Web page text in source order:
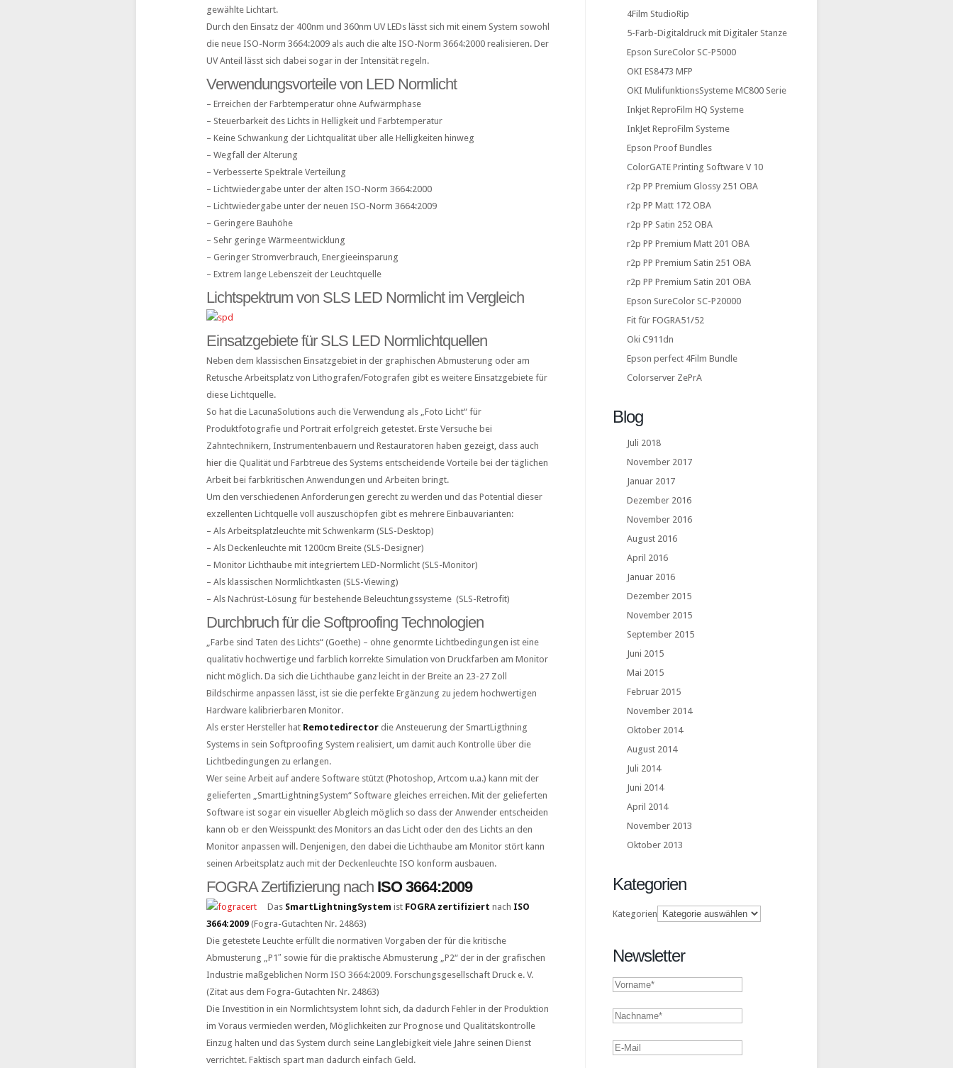
gewählte Lichtart.
Durch den Einsatz der 400nm und 360nm UV LEDs lässt sich mit einem System sowohl
die neue ISO-Norm 3664:2009 als auch die alte ISO-Norm 3664:2000 realisieren. Der
UV Anteil lässt sich dabei sogar in der Intensität regeln.
Verwendungsvorteile von LED Normlicht
– Erreichen der Farbtemperatur ohne Aufwärmphase
– Steuerbarkeit des Lichts in Helligkeit und Farbtemperatur
– Keine Schwankung der Lichtqualität über alle Helligkeiten hinweg
– Wegfall der Alterung
– Verbesserte Spektrale Verteilung
– Lichtwiedergabe unter der alten ISO-Norm 3664:2000
– Lichtwiedergabe unter der neuen ISO-Norm 3664:2009
– Geringere Bauhöhe
– Sehr geringe Wärmeentwicklung
– Geringer Stromverbrauch, Energieeinsparung
– Extrem lange Lebenszeit der Leuchtquelle
Lichtspektrum von SLS LED Normlicht im Vergleich
Einsatzgebiete für SLS LED Normlichtquellen
Neben dem klassischen Einsatzgebiet in der graphischen Abmusterung oder am
Retusche Arbeitsplatz von Lithografen/Fotografen gibt es weitere Einsatzgebiete für
diese Lichtquelle.
So hat die LacunaSolutions auch die Verwendung als „Foto Licht“ für
Produktfotografie und Portrait erfolgreich getestet. Erste Versuche bei
Zahntechnikern, Instrumentenbauern und Restauratoren haben gezeigt, dass auch
hier die Qualität und Farbtreue des Systems entscheidende Vorteile bei der täglichen
Arbeit bei farbkritischen Anwendungen und Arbeiten bringt.
Um den verschiedenen Anforderungen gerecht zu werden und das Potential dieser
exzellenten Lichtquelle voll auszuschöpfen gibt es mehrere Einbauvarianten:
– Als Arbeitsplatzleuchte mit Schwenkarm (SLS-Desktop)
– Als Deckenleuchte mit 1200cm Breite (SLS-Designer)
– Monitor Lichthaube mit integriertem LED-Normlicht (SLS-Monitor)
– Als klassischen Normlichtkasten (SLS-Viewing)
– Als Nachrüst-Lösung für bestehende Beleuchtungssysteme (SLS-Retrofit)
Durchbruch für die Softproofing Technologien
„Farbe sind Taten des Lichts“ (Goethe) – ohne genormte Lichtbedingungen ist eine
qualitativ hochwertige und farblich korrekte Simulation von Druckfarben am Monitor
nicht möglich. Da sich die Lichthaube ganz leicht in der Breite an 23-27 Zoll
Bildschirme anpassen lässt, ist sie die perfekte Ergänzung zu jedem hochwertigen
Hardware kalibrierbaren Monitor.
Als erster Hersteller hat Remotedirector die Ansteuerung der SmartLigthning
Systems in sein Softproofing System realisiert, um damit auch Kontrolle über die
Lichtbedingungen zu erlangen.
Wer seine Arbeit auf andere Software stützt (Photoshop, Artcom u.a.) kann mit der
gelieferten „SmartLightningSystem“ Software gleiches erreichen. Mit der gelieferten
Software ist sogar ein visueller Abgleich möglich so dass der Anwender entscheiden
kann ob er den Weisspunkt des Monitors an das Licht oder den des Lichts an den
Monitor anpassen will. Denjenigen, den dabei die Lichthaube am Monitor stört kann
seinen Arbeitsplatz auch mit der Deckenleuchte ISO konform ausbauen.
FOGRA Zertifizierung nach ISO 3664:2009
Das SmartLightningSystem ist FOGRA zertifiziert nach ISO
3664:2009 (Fogra-Gutachten Nr. 24863)
Die getestete Leuchte erfüllt die normativen Vorgaben der für die kritische
Abmusterung „P1″ sowie für die praktische Abmusterung „P2“ der in der grafischen
Industrie maßgeblichen Norm ISO 3664:2009. Forschungsgesellschaft Druck e. V.
(Zitat aus dem Fogra-Gutachten Nr. 24863)
Die Investition in ein Normlichtsystem lohnt sich, da dadurch Fehler in der Produktion
im Voraus vermieden werden, Möglichkeiten zur Prognose und Qualitätskontrolle
Einzug halten und das System durch seine Langlebigkeit viele Jahre seinen Dienst
verrichtet. Faktisch spart man dadurch einfach Geld.
4Film StudioRip
5-Farb-Digitaldruck mit Digitaler Stanze
Epson SureColor SC-P5000
OKI ES8473 MFP
OKI MulifunktionsSysteme MC800 Serie
Inkjet ReproFilm HQ Systeme
InkJet ReproFilm Systeme
Epson Proof Bundles
ColorGATE Printing Software V 10
r2p PP Premium Glossy 251 OBA
r2p PP Matt 172 OBA
r2p PP Satin 252 OBA
r2p PP Premium Matt 201 OBA
r2p PP Premium Satin 251 OBA
r2p PP Premium Satin 201 OBA
Epson SureColor SC-P20000
Fit für FOGRA51/52
Oki C911dn
Epson perfect 4Film Bundle
Colorserver ZePrA
Blog
Juli 2018
November 2017
Januar 2017
Dezember 2016
November 2016
August 2016
April 2016
Januar 2016
Dezember 2015
November 2015
September 2015
Juni 2015
Mai 2015
Februar 2015
November 2014
Oktober 2014
August 2014
Juli 2014
Juni 2014
April 2014
November 2013
Oktober 2013
Kategorien
Kategorien
Newsletter